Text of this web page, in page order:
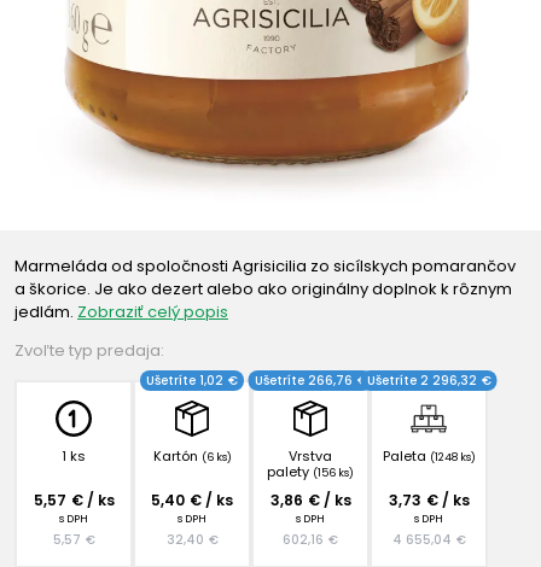
Marmeláda od spoločnosti Agrisicilia zo sicílskych pomarančov
a škorice. Je ako dezert alebo ako originálny doplnok k rôznym
jedlám. Zobraziť celý popis
Zvoľte typ predaja:
1 ks
5,57 € / ks
s DPH
5,57 €
Kartón (6 ks)
Ušetríte 1,02 €
5,40 € / ks
s DPH
32,40 €
Vrstva
palety (156 ks)
Ušetríte 266,76 €
3,86 € / ks
s DPH
602,16 €
Paleta (1248 ks)
Ušetríte 2 296,32 €
3,73 € / ks
s DPH
4 655,04 €